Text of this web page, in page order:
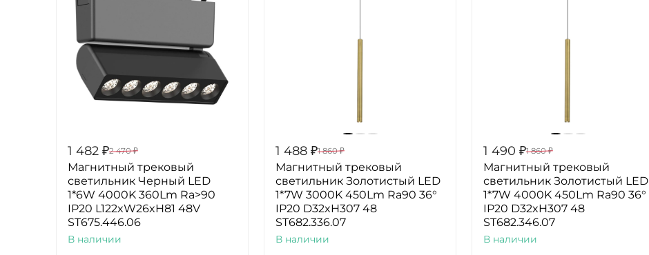
1 482 ₽2 470 ₽
Магнитный трековый
светильник Черный LED
1*6W 4000K 360Lm Ra>90
IP20 L122xW26xH81 48V
ST675.446.06
В наличии
1 488 ₽1 860 ₽
Магнитный трековый
светильник Золотистый LED
1*7W 3000K 450Lm Ra90 36°
IP20 D32xH307 48
ST682.336.07
В наличии
1 490 ₽1 860 ₽
Магнитный трековый
светильник Золотистый LED
1*7W 4000K 450Lm Ra90 36°
IP20 D32xH307 48
ST682.346.07
В наличии